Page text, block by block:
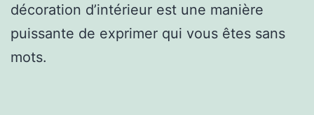
décoration d’intérieur est une manière
puissante de exprimer qui vous êtes sans
mots.